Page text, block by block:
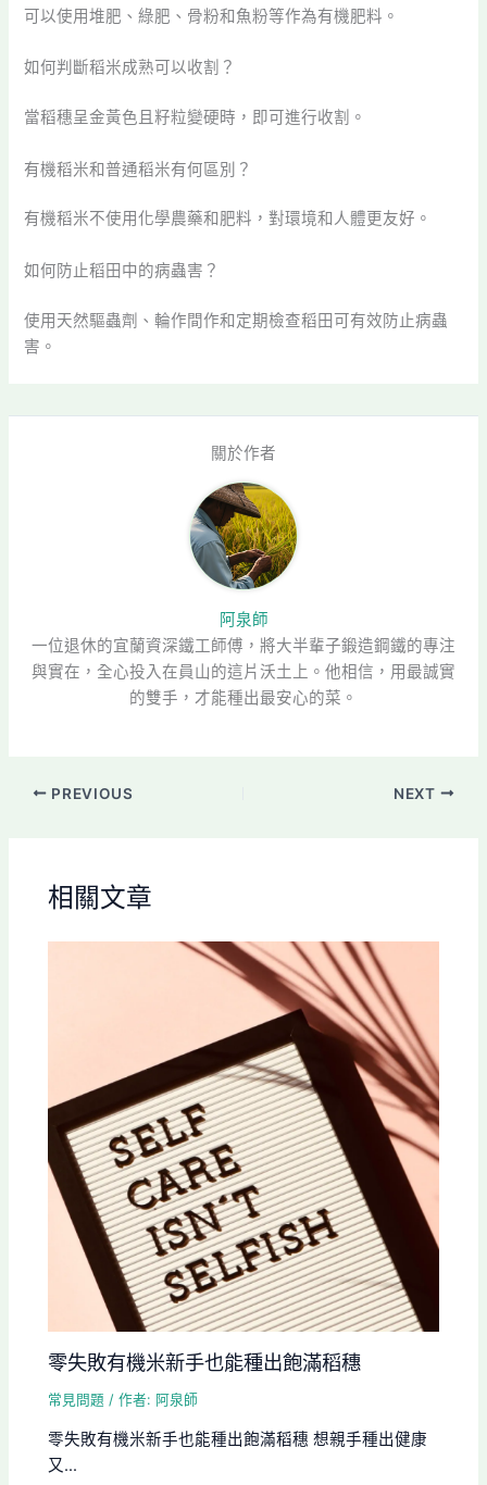
可以使用堆肥、綠肥、骨粉和魚粉等作為有機肥料。
如何判斷稻米成熟可以收割？
當稻穗呈金黃色且籽粒變硬時，即可進行收割。
有機稻米和普通稻米有何區別？
有機稻米不使用化學農藥和肥料，對環境和人體更友好。
如何防止稻田中的病蟲害？
使用天然驅蟲劑、輪作間作和定期檢查稻田可有效防止病蟲
害。
關於作者
阿泉師
一位退休的宜蘭資深鐵工師傅，將大半輩子鍛造鋼鐵的專注
與實在，全心投入在員山的這片沃土上。他相信，用最誠實
的雙手，才能種出最安心的菜。
PREVIOUS NEXT
相關文章
零失敗有機米新手也能種出飽滿稻穗
常見問題 / 作者: 阿泉師
零失敗有機米新手也能種出飽滿稻穗 想親手種出健康
又...